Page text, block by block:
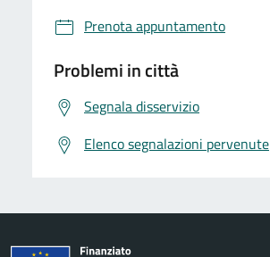
Prenota appuntamento
Problemi in città
Segnala disservizio
Elenco segnalazioni pervenute